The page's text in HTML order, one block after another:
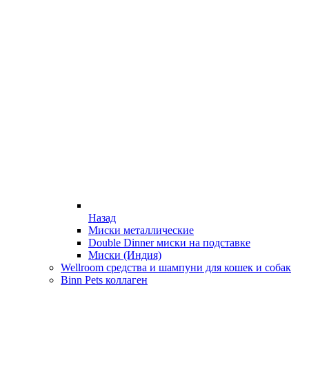
Назад
Миски металлические
Double Dinner миски на подставке
Миски (Индия)
Wellroom средства и шампуни для кошек и собак
Binn Pets коллаген